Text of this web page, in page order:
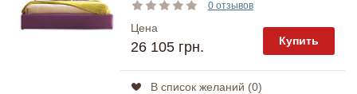
0 отзывов
Цена
26 105 грн. Купить
В список желаний (0)